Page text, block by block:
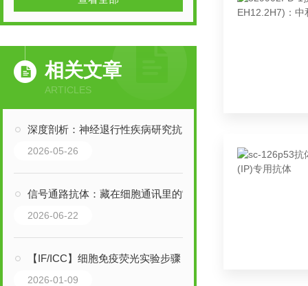
相关文章
ARTICLES
深度剖析：神经退行性疾病研究抗体的特质，如何重塑诊疗逻辑？
2026-05-26
信号通路抗体：藏在细胞通讯里的“关键钥匙”，核心作用远超想象
2026-06-22
【IF/ICC】细胞免疫荧光实验步骤
2026-01-09